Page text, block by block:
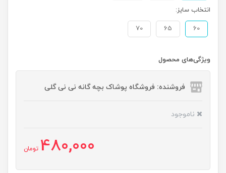
انتخاب سایز:
60
65
70
ویژگی‌های محصول
فروشنده: فروشگاه پوشاک بچه گانه نی نی گلی
ناموجود
480,000 تومان